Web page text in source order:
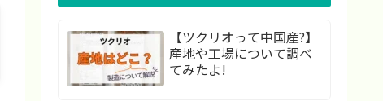
【ツクリオって中国産?】
産地や工場について調べ
てみたよ!